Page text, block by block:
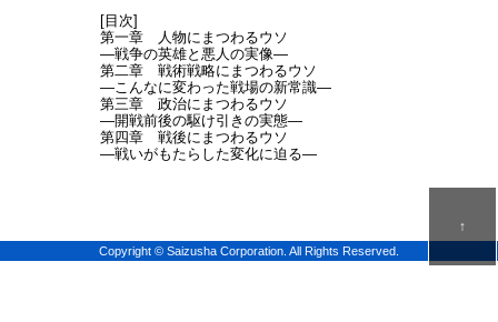
[目次]
第一章 人物にまつわるウソ
―戦争の英雄と悪人の実像―
第二章 戦術戦略にまつわるウソ
―こんなに変わった戦場の新常識―
第三章 政治にまつわるウソ
―開戦前後の駆け引きの実態―
第四章 戦後にまつわるウソ
―戦いがもたらした変化に迫る―
↑
Copyright © Saizusha Corporation. All Rights Reserved.